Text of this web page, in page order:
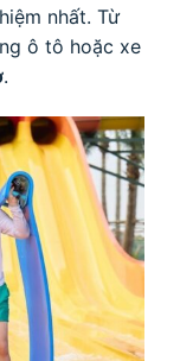
nhất. Từ
ô tô hoặc xe
.